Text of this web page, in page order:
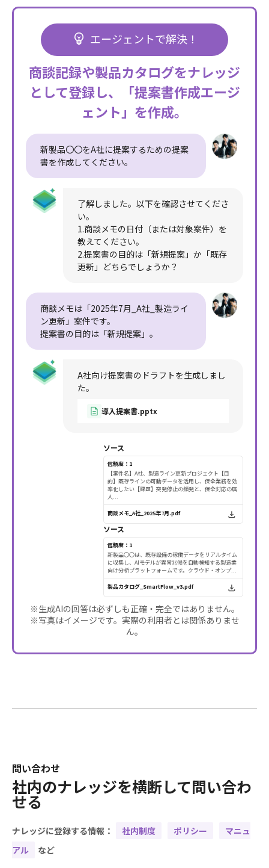
エージェントで解決！
商談記録や製品カタログをナレッジ
として登録し、
「提案書作成エージ
ェント」を作成。
新製品〇〇をA社に提案するための提案
書を作成してください。
了解しました。以下を確認させてくださ
い。
1.商談メモの日付（または対象案件）を
教えてください。
2.提案書の目的は「新規提案」か「既存
更新」どちらでしょうか？
商談メモは「2025年7月_A社_製造ライ
ン更新」案件です。
提案書の目的は「新規提案」。
A社向け提案書のドラフトを生成しまし
た。
導入提案書.pptx
ソース
信頼度：1
【案件名】A社、製造ライン更新プロジェクト【目
的】既存ラインの可動データを活用し、保全業務を効
率化したい【課題】突発停止の頻発と、保全対応の属
人...
商談メモ_A社_2025年7月.pdf
ソース
信頼度：1
新製品〇〇は、既存設備の稼働データをリアルタイム
に収集し、AIモデルが異常兆候を自動検知する製造業
向け分析プラットフォームです。クラウド・オンプ...
製品カタログ_SmartFlow_v3.pdf
※生成AIの回答は必ずしも正確・完全ではありません。
※写真はイメージです。実際の利用者とは関係ありませ
ん。
問い合わせ
社内のナレッジを横断して問い合わ
せる
ナレッジに登録する情報： 社内制度 ポリシー
マニュ
アル
など